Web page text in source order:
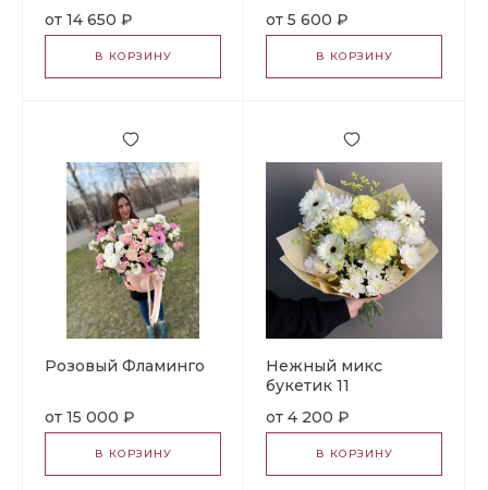
14 650 ₽
В КОРЗИНУ
5 600 ₽
В КОРЗИНУ
Розовый Фламинго
15 000 ₽
В КОРЗИНУ
Нежный микс
букетик 11
4 200 ₽
В КОРЗИНУ